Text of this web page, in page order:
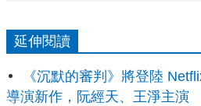
延伸閱讀
《沉默的審判》將登陸
導演新作，阮經天、王淨主演